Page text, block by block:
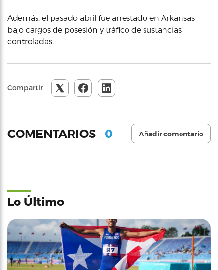
Además, el pasado abril fue arrestado en Arkansas
bajo cargos de posesión y tráfico de sustancias
controladas.
Compartir
COMENTARIOS 0 Añadir comentario
Lo Último